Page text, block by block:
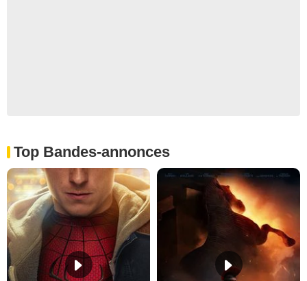
Top Bandes-annonces